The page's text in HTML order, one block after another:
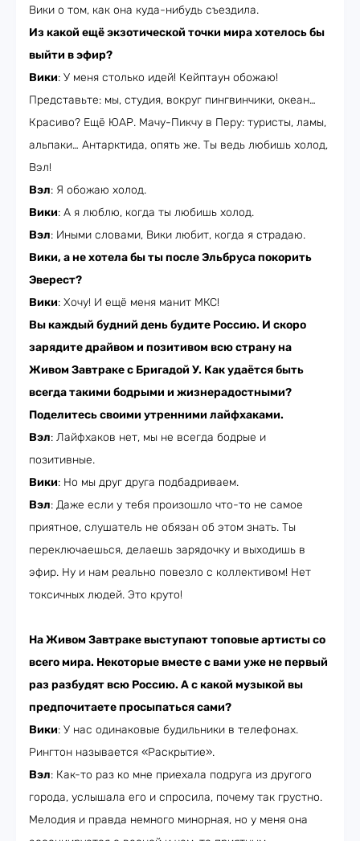
Вики о том, как она куда-нибудь съездила.
Из какой ещё экзотической точки мира хотелось бы
выйти в эфир?
Вики: У меня столько идей! Кейптаун обожаю!
Представьте: мы, студия, вокруг пингвинчики, океан…
Красиво? Ещё ЮАР. Мачу-Пикчу в Перу: туристы, ламы,
альпаки… Антарктида, опять же. Ты ведь любишь холод,
Вэл!
Вэл: Я обожаю холод.
Вики: А я люблю, когда ты любишь холод.
Вэл: Иными словами, Вики любит, когда я страдаю.
Вики, а не хотела бы ты после Эльбруса покорить
Эверест?
Вики: Хочу! И ещё меня манит МКС!
Вы каждый будний день будите Россию. И скоро
зарядите драйвом и позитивом всю страну на
Живом Завтраке с Бригадой У‎. Как удаётся быть
всегда такими бодрыми и жизнерадостными?
Поделитесь своими утренними лайфхаками.
Вэл: Лайфхаков нет, мы не всегда бодрые и
позитивные.
Вики: Но мы друг друга подбадриваем.
Вэл: Даже если у тебя произошло что-то не самое
приятное, слушатель не обязан об этом знать. Ты
переключаешься, делаешь зарядочку и выходишь в
эфир. Ну и нам реально повезло с коллективом! Нет
токсичных людей. Это круто!
На Живом Завтраке выступают топовые артисты со
всего мира. Некоторые вместе с вами уже не первый
раз разбудят всю Россию. А с какой музыкой вы
предпочитаете просыпаться сами?
Вики: У нас одинаковые будильники в телефонах.
Рингтон называется «Раскрытие».
Вэл: Как-то раз ко мне приехала подруга из другого
города, услышала его и спросила, почему так грустно.
Мелодия и правда немного минорная, но у меня она